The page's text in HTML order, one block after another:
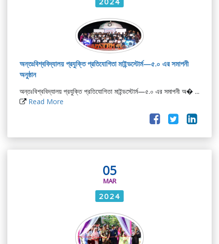
অন্তঃবিশ্ববিদ্যালয় প্রযুক্তি প্রতিযোগিতা মাইন্ডস্টোর্ম—৫.০ এর সমাপনী
অনুষ্ঠান
অন্তঃবিশ্ববিদ্যালয় প্রযুক্তি প্রতিযোগিতা মাইন্ডস্টোর্ম—৫.০ এর সমাপনী অ� ...
Read More
05
MAR
2024